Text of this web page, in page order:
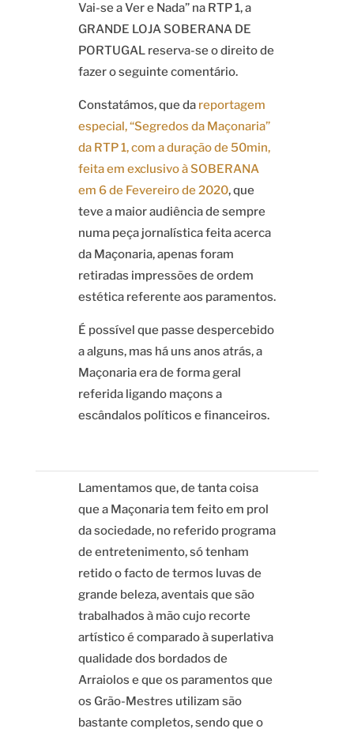
Vai-se a Ver e Nada” na RTP 1, a
GRANDE LOJA SOBERANA DE
PORTUGAL reserva-se o direito de
fazer o seguinte comentário.
Constatámos, que da reportagem
especial, “Segredos da Maçonaria”
da RTP 1, com a duração de 50min,
feita em exclusivo à SOBERANA
em 6 de Fevereiro de 2020, que
teve a maior audiência de sempre
numa peça jornalística feita acerca
da Maçonaria, apenas foram
retiradas impressões de ordem
estética referente aos paramentos.
É possível que passe despercebido
a alguns, mas há uns anos atrás, a
Maçonaria era de forma geral
referida ligando maçons a
escândalos políticos e financeiros.
Lamentamos que, de tanta coisa
que a Maçonaria tem feito em prol
da sociedade, no referido programa
de entretenimento, só tenham
retido o facto de termos luvas de
grande beleza, aventais que são
trabalhados à mão cujo recorte
artístico é comparado à superlativa
qualidade dos bordados de
Arraiolos e que os paramentos que
os Grão-Mestres utilizam são
bastante completos, sendo que o